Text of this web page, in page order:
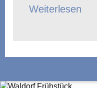
Weiterlesen